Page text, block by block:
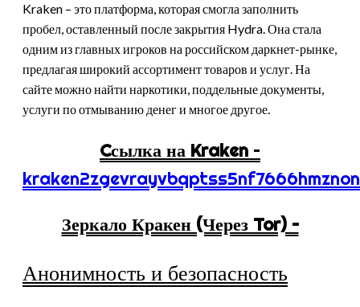
Kraken – это платформа, которая смогла заполнить
пробел, оставленный после закрытия Hydra. Она стала
одним из главных игроков на российском даркнет-рынке,
предлагая широкий ассортимент товаров и услуг. На
сайте можно найти наркотики, поддельные документы,
услуги по отмыванию денег и многое другое.
Cсылка на Kraken –
Зеркало Кракен (Через Tor) –
Анонимность и безопасность